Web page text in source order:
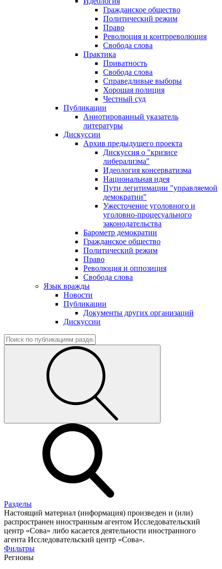
Гражданское общество
Политический режим
Право
Революция и контрреволюция
Свобода слова
Практика
Приватность
Свобода слова
Справедливые выборы
Хорошая полиция
Честный суд
Публикации
Аннотированный указатель
литературы
Дискуссии
Архив предыдущего проекта
Дискуссия о "кризисе
либерализма"
Идеология консерватизма
Национальная идея
Пути легитимации "управляемой
демократии"
Ужесточение уголовного и
уголовно-процесуального
законодательства
Барометр демократии
Гражданское общество
Политический режим
Право
Революция и оппозиция
Свобода слова
Язык вражды
Новости
Публикации
Документы других организаций
Дискуссии
Разделы
Настоящий материал (информация) произведен и (или)
распространен иностранным агентом Исследовательский
центр «Сова» либо касается деятельности иностранного
агента Исследовательский центр «Сова».
Фильтры
Регионы